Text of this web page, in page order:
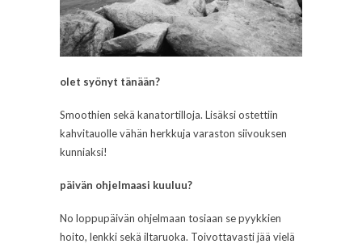
olet syönyt tänään?
Smoothien sekä kanatortilloja. Lisäksi ostettiin
kahvitauolle vähän herkkuja varaston siivouksen
kunniaksi!
päivän ohjelmaasi kuuluu?
No loppupäivän ohjelmaan tosiaan se pyykkien
hoito, lenkki sekä iltaruoka. Toivottavasti jää vielä